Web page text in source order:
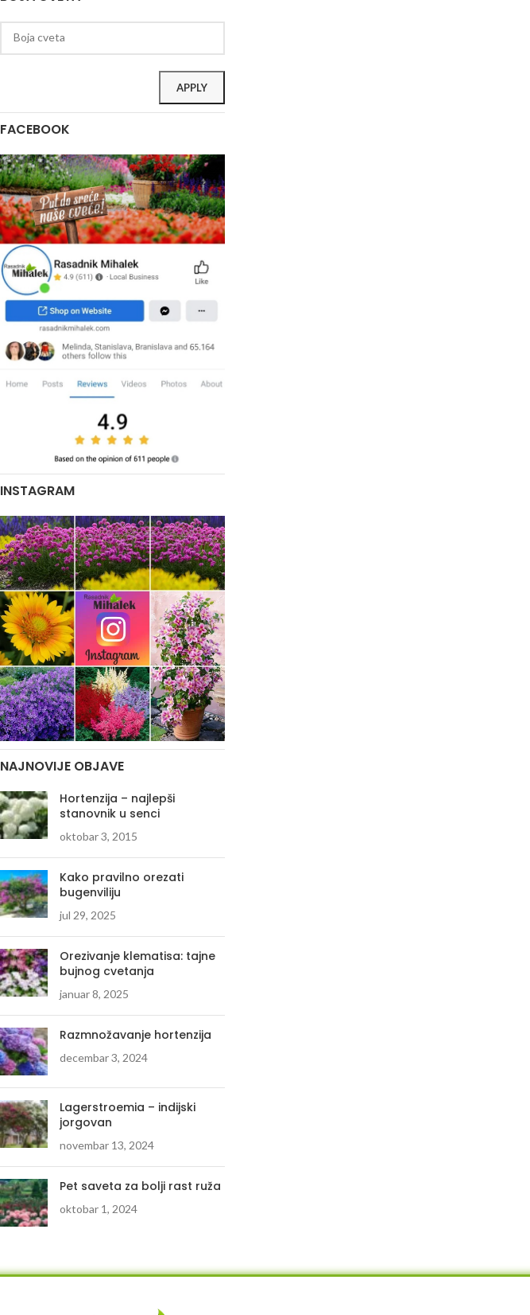
APPLY
FACEBOOK
INSTAGRAM
NAJNOVIJE OBJAVE
Hortenzija – najlepši
stanovnik u senci
oktobar 3, 2015
Kako pravilno orezati
bugenviliju
jul 29, 2025
Orezivanje klematisa: tajne
bujnog cvetanja
januar 8, 2025
Razmnožavanje hortenzija
decembar 3, 2024
Lagerstroemia – indijski
jorgovan
novembar 13, 2024
Pet saveta za bolji rast ruža
oktobar 1, 2024